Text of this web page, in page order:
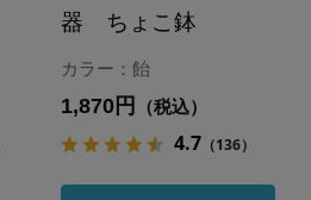
器 ちょこ鉢
カラー：飴
1,870円 （税込）
4.7（136）